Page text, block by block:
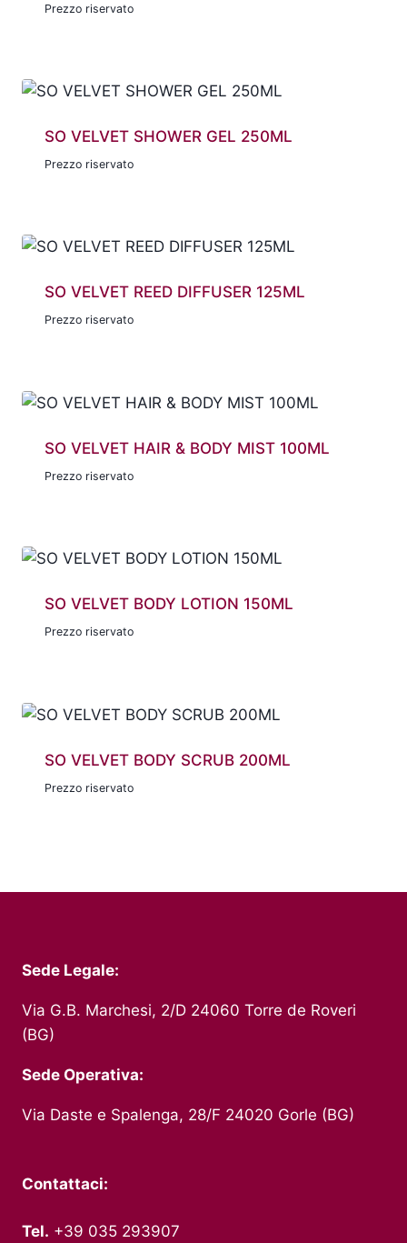
Prezzo riservato
SO VELVET SHOWER GEL 250ML
Prezzo riservato
SO VELVET REED DIFFUSER 125ML
Prezzo riservato
SO VELVET HAIR & BODY MIST 100ML
Prezzo riservato
SO VELVET BODY LOTION 150ML
Prezzo riservato
SO VELVET BODY SCRUB 200ML
Prezzo riservato
Sede Legale:
Via G.B. Marchesi, 2/D 24060 Torre de Roveri
(BG)
Sede Operativa:
Via Daste e Spalenga, 28/F 24020 Gorle (BG)
Contattaci:
Tel. +39 035 293907